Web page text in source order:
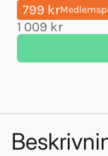
799 kr
1 009 kr